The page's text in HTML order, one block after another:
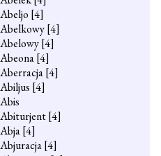
Abeljo [4]
Abelkowy[4]
Abelowy[4]
Abeona[4]
Aberracja[4]
Abiljus [4]
Abis
Abiturjent[4]
Abja[4]
Abjuracja[4]